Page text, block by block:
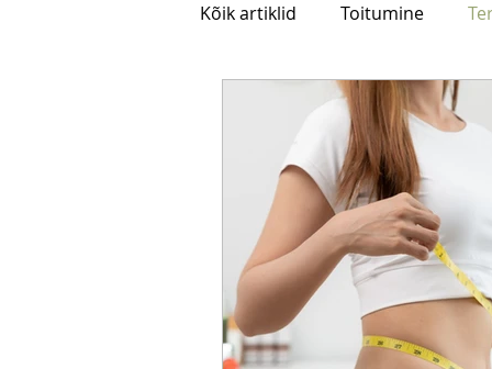
Kõik artiklid Toitumine